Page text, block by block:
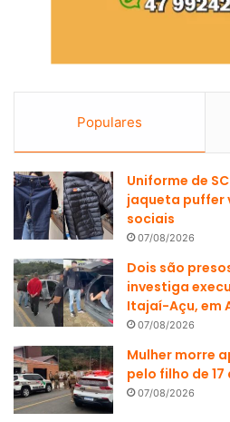
Populares
Uniforme de
jaqueta puffer
sociais
07/08/2026
Dois são
investiga
Itajaí-Açu, em
07/08/2026
Mulher morre
pelo filho de
07/08/2026